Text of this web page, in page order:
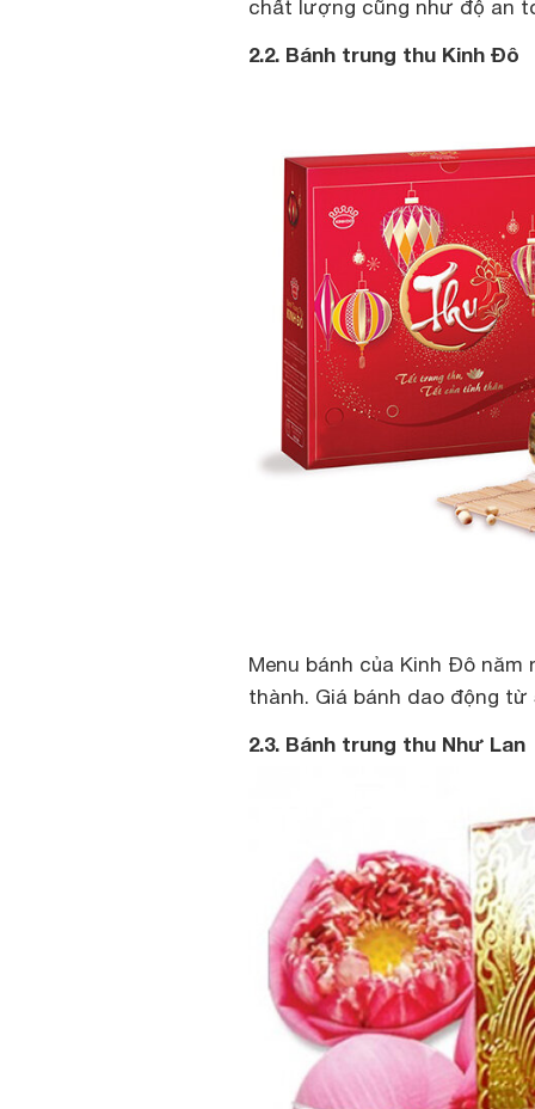
chất lượng cũng như độ an
2.2. Bánh trung thu Kinh Đô
Menu bánh của Kinh Đô
thành. Giá bánh dao động từ
2.3. Bánh trung thu Như Lan